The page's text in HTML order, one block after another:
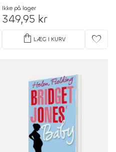
Ikke på lager
349,95 kr
shopping_bag LÆG I KURV favorite